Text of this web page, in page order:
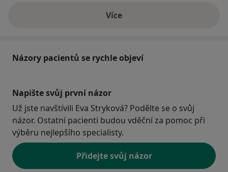
Víceo adrese
Názory pacientů se rychle objeví
Napište svůj první názor
Už jste navštívili Eva Stryková? Podělte se o svůj
názor. Ostatní pacienti budou vděční za pomoc při
výběru nejlepšího specialisty.
Přidejte svůj názor